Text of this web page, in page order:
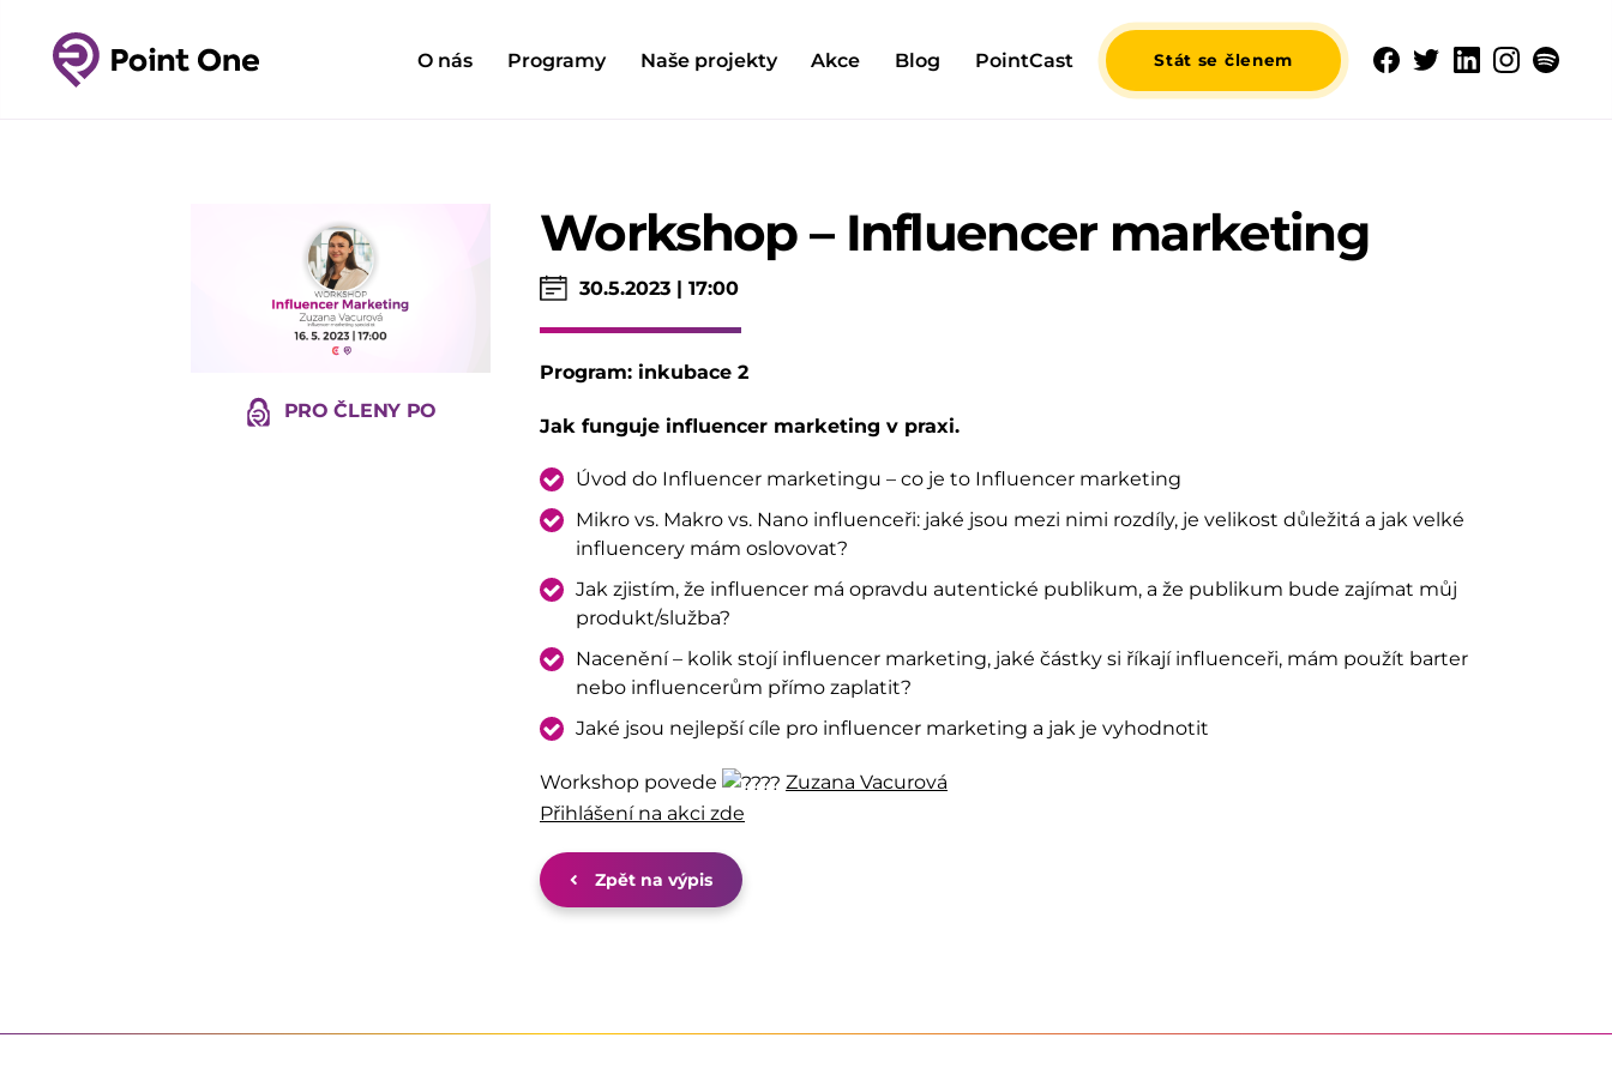
O nás Programy Naše projekty Akce Blog PointCast Stát se členem
PRO ČLENY PO
Workshop – Influencer marketing
30.5.2023 | 17:00
Program: inkubace 2
Jak funguje influencer marketing v praxi.
Úvod do Influencer marketingu – co je to Influencer marketing
Mikro vs. Makro vs. Nano influenceři: jaké jsou mezi nimi rozdíly, je velikost důležitá a jak velké
influencery mám oslovovat?
Jak zjistím, že influencer má opravdu autentické publikum, a že publikum bude zajímat můj
produkt/služba?
Nacenění – kolik stojí influencer marketing, jaké částky si říkají influenceři, mám použít barter
nebo influencerům přímo zaplatit?
Jaké jsou nejlepší cíle pro influencer marketing a jak je vyhodnotit
Workshop povede
Zuzana Vacurová
Přihlášení na akci zde
Zpět na výpis